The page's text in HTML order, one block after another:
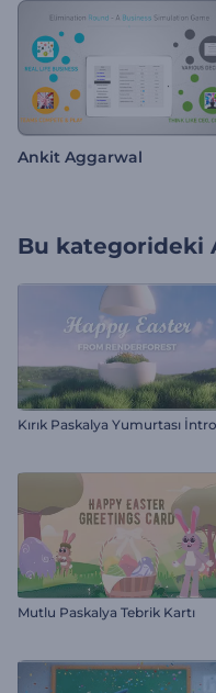
Ankit Aggarwal
Bu kategorideki
Kırık Paskalya Yumurtası İntro
Mutlu Paskalya Tebrik Kartı